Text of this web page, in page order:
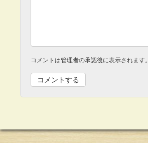
コメントは管理者の承認後に表示されます。